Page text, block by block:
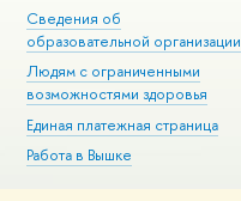
Сведения об
образовательной организации
Людям с ограниченными
возможностями здоровья
Единая платежная страница
Работа в Вышке